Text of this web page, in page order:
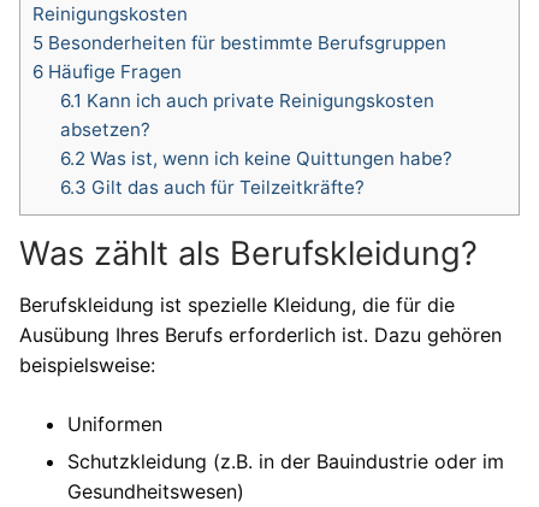
Reinigungskosten
5 Besonderheiten für bestimmte Berufsgruppen
6 Häufige Fragen
6.1 Kann ich auch private Reinigungskosten
absetzen?
6.2 Was ist, wenn ich keine Quittungen habe?
6.3 Gilt das auch für Teilzeitkräfte?
Was zählt als Berufskleidung?
Berufskleidung ist spezielle Kleidung, die für die
Ausübung Ihres Berufs erforderlich ist. Dazu gehören
beispielsweise:
Uniformen
Schutzkleidung (z.B. in der Bauindustrie oder im
Gesundheitswesen)